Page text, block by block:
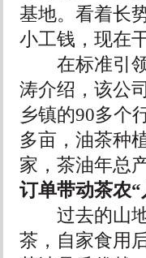
基地。看着长
小工钱，现在
在标准引领
涛介绍，该公
乡镇的90多个
多亩，油茶种
家，茶油年总
订单带动茶农“
过去的山地
茶，自家食用